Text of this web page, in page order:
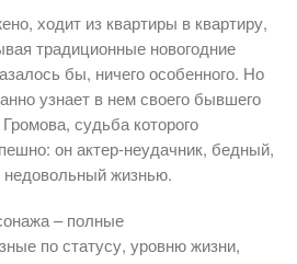
ходит из квартиры в квартиру,
традиционные новогодние
бы, ничего особенного. Но
узнает в нем своего бывшего
судьба которого
он актер-неудачник, бедный,
жизнью.
– полные
по статусу, уровню жизни,